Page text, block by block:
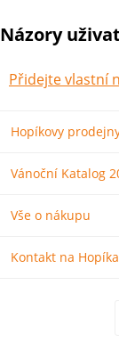
Názory
Přidejte vlastní
Hopíkovy
Vánoční Katalog
Vše o nákupu
Kontakt na Hopíka